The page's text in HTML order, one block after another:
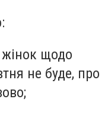
щодо
не буде, про